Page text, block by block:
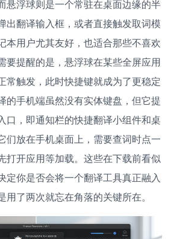
悬浮球则是一个常驻在桌面边缘的半
出翻译输入框，或者直接触发取词模
本用户尤其友好，也适合那些不喜欢
要提醒的是，悬浮球在某些全屏应用
常触发，此时快捷键就成为了更稳定
的手机端虽然没有实体键盘，但它提
口，即通知栏的快捷翻译小组件和桌
们放在手机桌面上，需要查词时点一
打开应用等加载。这些在下载前看似
定你是否会将一个翻译工具真正融入
用了两次就忘在角落的关键所在。